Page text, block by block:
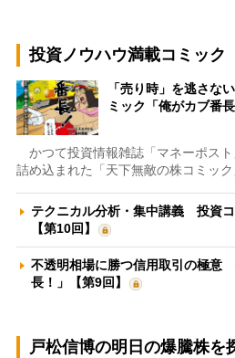
投資ノウハウ満載コミック
「売り時」を逃さな
ミック「俺がカブ番
かつて投資情報雑誌「マネーポス
詰め込まれた「天下無敵の株コミッ
テクニカル分析・集中講義 投資コ
【第10回】
不透明相場に勝つ信用取引の極意
長！」【第9回】
戸松信博の明日の爆騰株を